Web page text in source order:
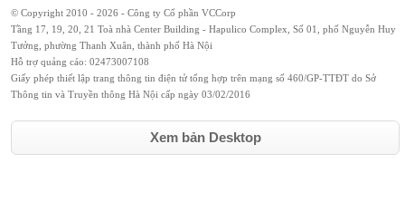
© Copyright 2010 - 2026 - Công ty Cổ phần VCCorp
Tầng 17, 19, 20, 21 Toà nhà Center Building - Hapulico Complex, Số 01, phố Nguyễn Huy
Tưởng, phường Thanh Xuân, thành phố Hà Nội
Hỗ trợ quảng cáo: 02473007108
Giấy phép thiết lập trang thông tin điện tử tổng hợp trên mạng số 460/GP-TTĐT do Sở
Thông tin và Truyền thông Hà Nội cấp ngày 03/02/2016
Xem bản Desktop